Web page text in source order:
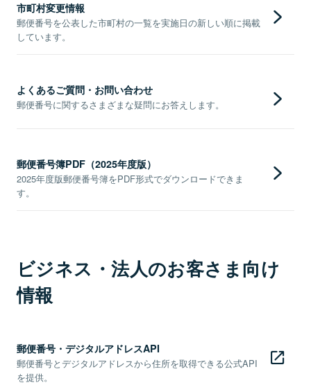
市町村変更情報
郵便番号を公表した市町村の一覧を実施日の新しい順に掲載
しています。
よくあるご質問・お問い合わせ
郵便番号に関するさまざまな疑問にお答えします。
郵便番号簿PDF（2025年度版）
2025年度版郵便番号簿をPDF形式でダウンロードできま
す。
ビジネス・法人のお客さま向け
情報
郵便番号・デジタルアドレスAPI
郵便番号とデジタルアドレスから住所を取得できる公式API
を提供。